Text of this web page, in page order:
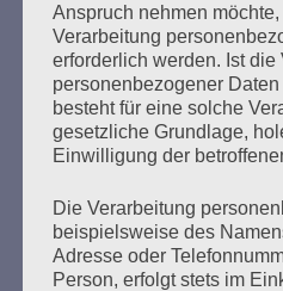
Beiträge
Anspruch nehmen
Verarbeitung
erforderlich werden. Ist die
personenbezogener
besteht für eine solche
gesetzliche Grundlage,
Einwilligung der
Die Verarbeitung
beispielsweise des
Adresse oder
Person, erfolgt stets im